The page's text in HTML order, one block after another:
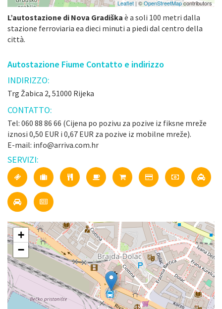
Leaflet | ©OpenStreetMapcontributors
L’autostazione di Nova Gradiška è a soli 100 metri dalla
stazione ferroviaria ea dieci minuti a piedi dal centro della
città.
Autostazione Fiume Contatto e indirizzo
INDIRIZZO:
Trg Žabica 2, 51000 Rijeka
CONTATTO:
Tel: 060 88 86 66 (Cijena po pozivu za pozive iz fiksne mreže
iznosi 0,50 EUR i 0,67 EUR za pozive iz mobilne mreže).
E-mail: info@arriva.com.hr
SERVIZI:
+
−